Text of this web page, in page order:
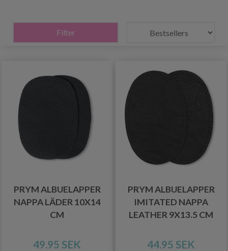
Filter
PRYM ALBUELAPPER
NAPPA LÄDER 10X14
CM
49.95 SEK
PRYM ALBUELAPPER
IMITATED NAPPA
LEATHER 9X13.5 CM
44.95 SEK